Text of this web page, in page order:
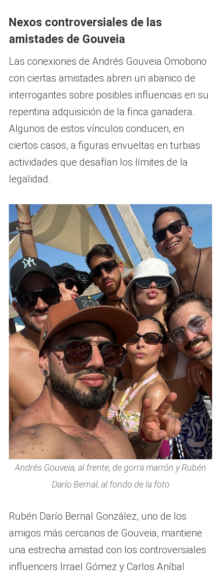
Nexos controversiales de las
amistades de Gouveia
Las conexiones de Andrés Gouveia Omobono
con ciertas amistades abren un abanico de
interrogantes sobre posibles influencias en su
repentina adquisición de la finca ganadera.
Algunos de estos vínculos conducen, en
ciertos casos, a figuras envueltas en turbias
actividades que desafían los límites de la
legalidad.
Andrés Gouveia, al frente, de gorra marrón y Rubén
Darío Bernal, al fondo de la foto
Rubén Darío Bernal González, uno de los
amigos más cercanos de Gouveia, mantiene
una estrecha amistad con los controversiales
influencers Irrael Gómez y Carlos Aníbal